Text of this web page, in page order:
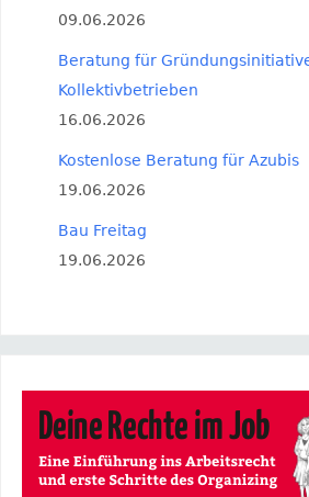
09.06.2026
Beratung für
Kollektivbetrieben
16.06.2026
Kostenlose Beratung für Azubis
19.06.2026
Bau Freitag
19.06.2026